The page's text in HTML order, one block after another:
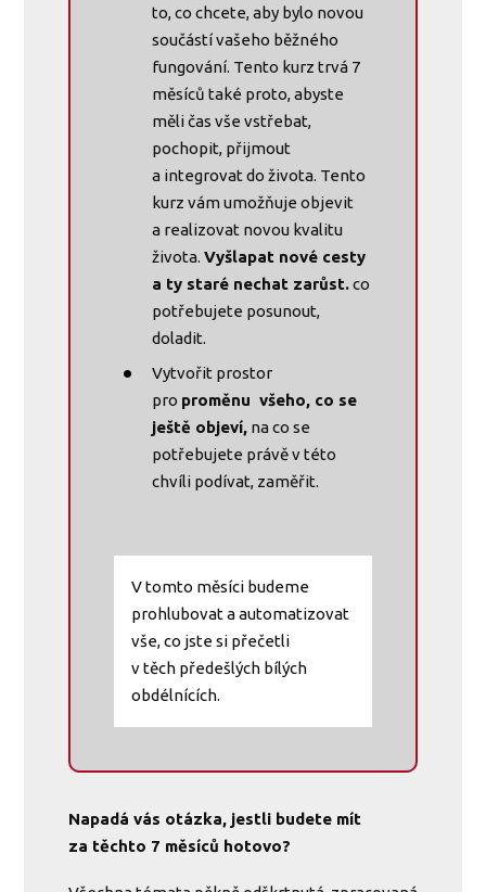
to, co chcete, aby bylo novou
součástí vašeho běžného
fungování. Tento kurz trvá 7
měsíců také proto, abyste
měli čas vše vstřebat,
pochopit, přijmout
a integrovat do života. Tento
kurz vám umožňuje objevit
a realizovat novou kvalitu
života. Vyšlapat nové cesty
a ty staré nechat zarůst.co
potřebujete posunout,
doladit.
Vytvořit prostor
pro proměnu všeho, co se
ještě objeví,na co se
potřebujete právě v této
chvíli podívat, zaměřit.
V tomto měsíci budeme
prohlubovat a automatizovat
vše, co jste si přečetli
v těch předešlých bílých
obdélnících.
Napadá vás otázka, jestli budete mít
za těchto 7 měsíců hotovo?